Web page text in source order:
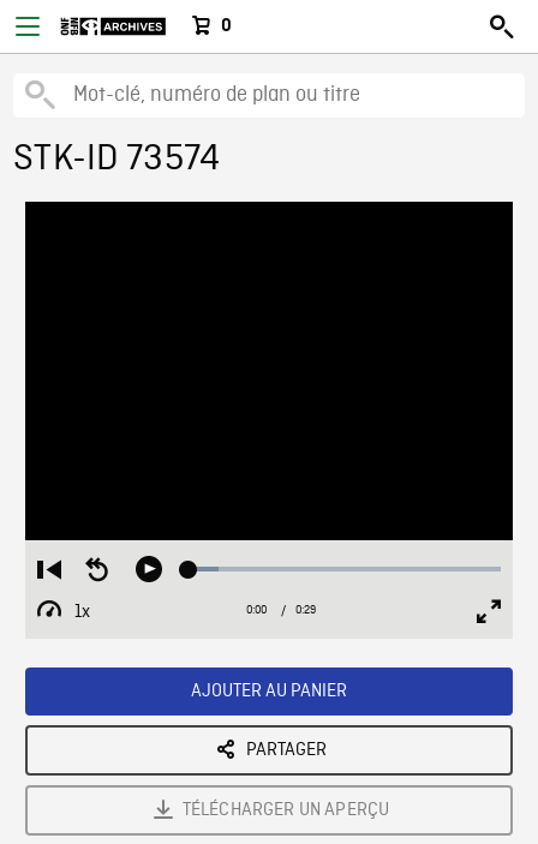
0
STK-ID 73574
Restart
from
beginning
Seek
Play Loaded:
1x
Playback
Current
0:00 / Duration
0:29
AJOUTER AU PANIER
PARTAGER
TÉLÉCHARGER UN APERÇU